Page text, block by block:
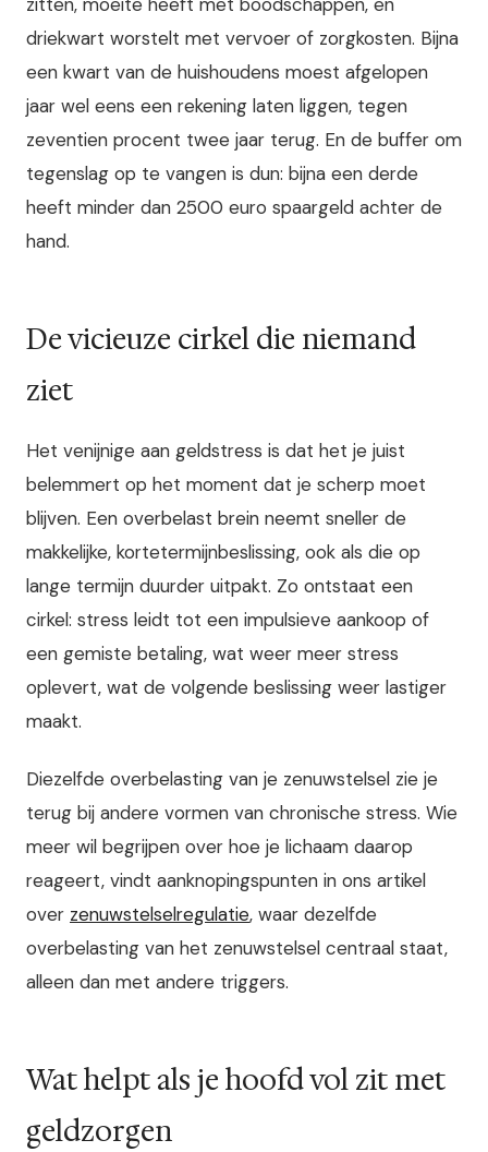
driekwart worstelt met vervoer of zorgkosten. Bijna
een kwart van de huishoudens moest afgelopen
jaar wel eens een rekening laten liggen, tegen
zeventien procent twee jaar terug. En de buffer om
tegenslag op te vangen is dun: bijna een derde
heeft minder dan 2500 euro spaargeld achter de
hand.
De vicieuze cirkel die niemand
ziet
Het venijnige aan geldstress is dat het je juist
belemmert op het moment dat je scherp moet
blijven. Een overbelast brein neemt sneller de
makkelijke, kortetermijnbeslissing, ook als die op
lange termijn duurder uitpakt. Zo ontstaat een
cirkel: stress leidt tot een impulsieve aankoop of
een gemiste betaling, wat weer meer stress
oplevert, wat de volgende beslissing weer lastiger
maakt.
Diezelfde overbelasting van je zenuwstelsel zie je
terug bij andere vormen van chronische stress. Wie
meer wil begrijpen over hoe je lichaam daarop
reageert, vindt aanknopingspunten in ons artikel
over zenuwstelselregulatie, waar dezelfde
overbelasting van het zenuwstelsel centraal staat,
alleen dan met andere triggers.
Wat helpt als je hoofd vol zit met
geldzorgen